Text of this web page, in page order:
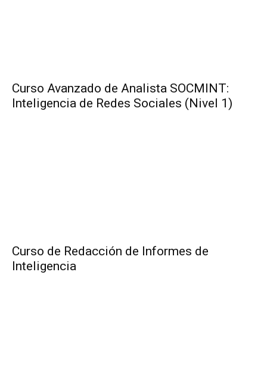
Curso Avanzado de Analista SOCMINT:
Inteligencia de Redes Sociales (Nivel 1)
Curso de Redacción de Informes de
Inteligencia